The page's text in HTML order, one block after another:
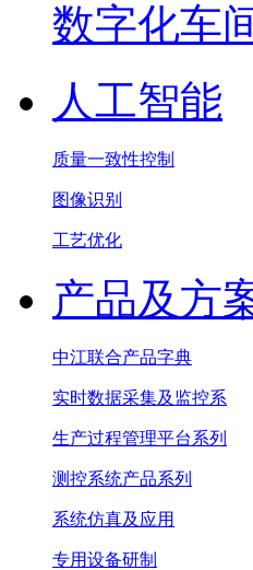
数字化车
人工智能
质量一致性控制
图像识别
工艺优化
产品及方
中江联合产品字典
实时数据采集及监控系
生产过程管理平台系列
测控系统产品系列
系统仿真及应用
专用设备研制